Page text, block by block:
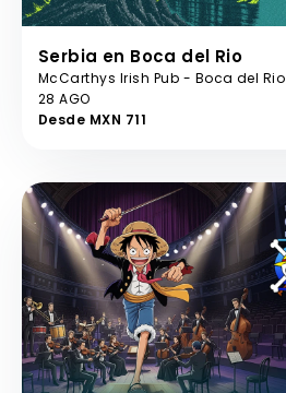
Serbia en Boca del Rio
McCarthys Irish Pub - Boca del Rio
28 AGO
Desde MXN 711